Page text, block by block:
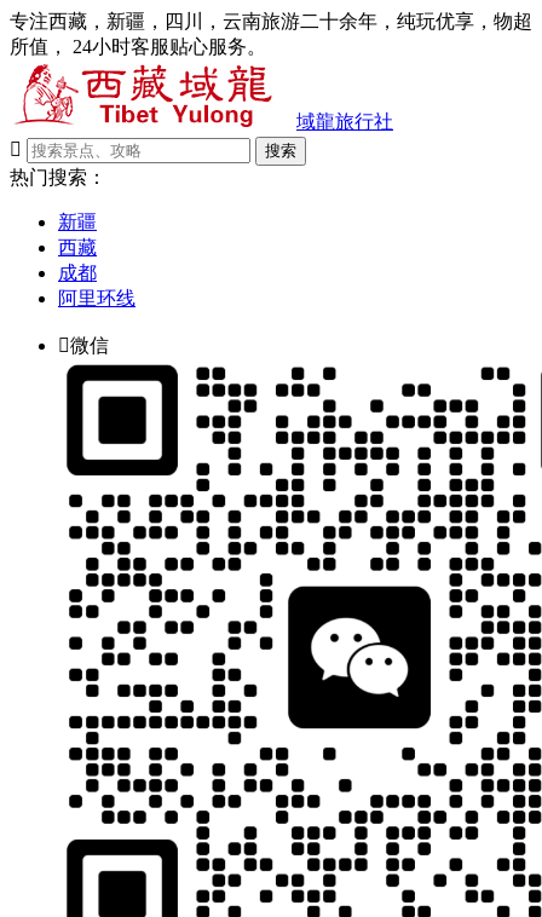
专注西藏，新疆，四川，云南旅游二十余年，纯玩优享，物超
所值， 24小时客服贴心服务。
域龍旅行社

搜索
热门搜索：
新疆
西藏
成都
阿里环线
微信